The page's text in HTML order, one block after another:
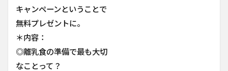
キャンペーンということで
無料プレゼントに。
＊内容：
◎離乳食の準備で最も大切
なことって？